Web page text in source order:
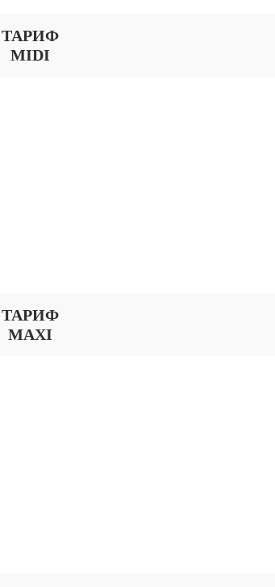
ТАРИФ
MIDI
ТАРИФ
MAXI